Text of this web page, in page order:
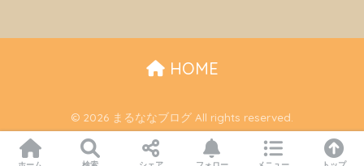
HOME
© 2026 まるななブログ All rights reserved.